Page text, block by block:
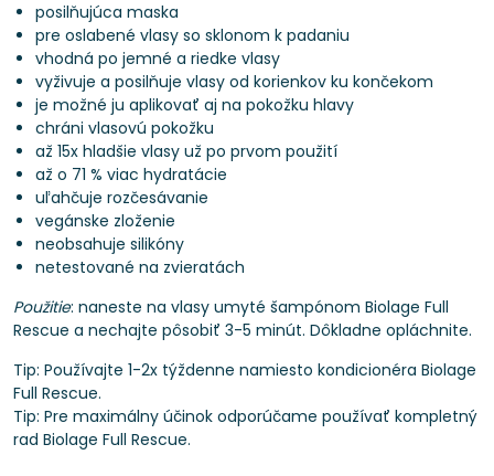
posilňujúca maska
pre oslabené vlasy so sklonom k ​​padaniu
vhodná po jemné a riedke vlasy
vyživuje a posilňuje vlasy od korienkov ku končekom
je možné ju aplikovať aj na pokožku hlavy
chráni vlasovú pokožku
až 15x hladšie vlasy už po prvom použití
až o 71 % viac hydratácie
uľahčuje rozčesávanie
vegánske zloženie
neobsahuje silikóny
netestované na zvieratách
Použitie: naneste na vlasy umyté šampónom Biolage Full
Rescue a nechajte pôsobiť 3-5 minút. Dôkladne opláchnite.
Tip: Používajte 1-2x týždenne namiesto kondicionéra Biolage
Full Rescue.
Tip: Pre maximálny účinok odporúčame používať kompletný
rad Biolage Full Rescue.